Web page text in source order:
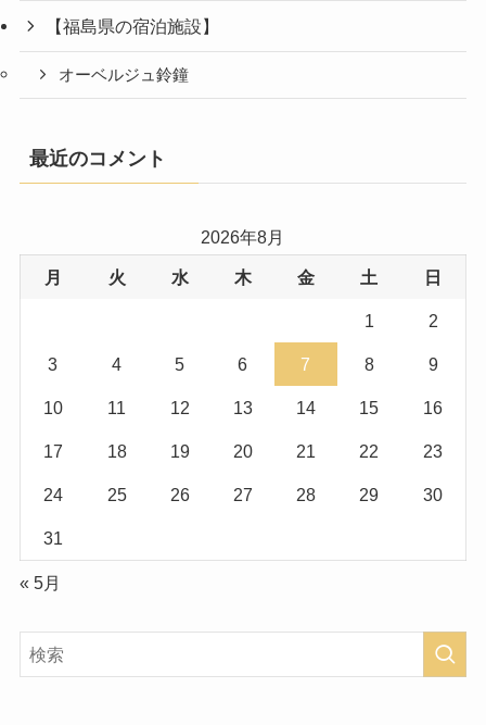
【福島県の宿泊施設】
オーベルジュ鈴鐘
最近のコメント
2026年8月
月 火 水 木 金 土 日
1 2
3 4 5 6 7 8 9
10 11 12 13 14 15 16
17 18 19 20 21 22 23
24 25 26 27 28 29 30
31
« 5月